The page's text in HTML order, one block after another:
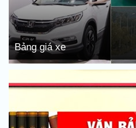
Bảng giá xe